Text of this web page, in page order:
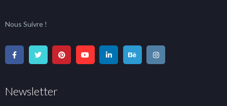
Nous Suivre !
Newsletter